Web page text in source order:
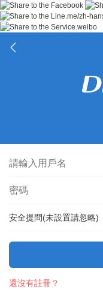
安全提問(未設置請忽略)
還沒有註冊？